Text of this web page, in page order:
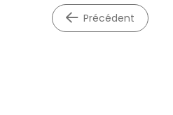
précédent